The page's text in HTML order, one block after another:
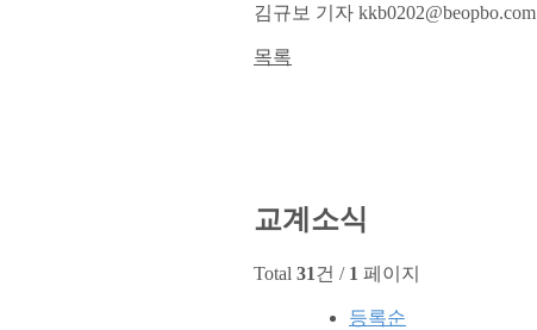
김규보 기자 kkb0202@beopbo.com
목록
교계소식
Total 31건 / 1 페이지
등록순